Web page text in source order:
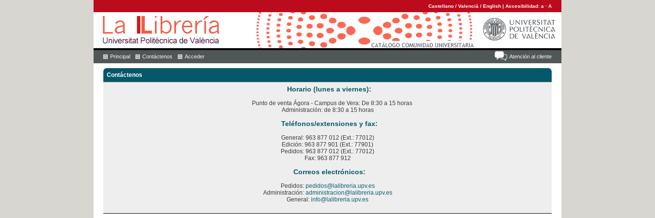
Castellano / Valencià / English | Accesibilidad: a · A
Atención al cliente
Principal Contáctenos Acceder
Contáctenos
Horario (lunes a viernes):
Punto de venta Ágora - Campus de Vera: De 8:30 a 15 horas
Administración: de 8:30 a 15 horas
Teléfonos/extensiones y fax:
General: 963 877 012 (Ext.: 77012)
Edición: 963 877 901 (Ext.: 77901)
Pedidos: 963 877 012 (Ext.: 77012)
Fax: 963 877 912
Correos electrónicos:
Pedidos: pedidos@lalibreria.upv.es
Administración: administracion@lalibreria.upv.es
General: info@lalibreria.upv.es